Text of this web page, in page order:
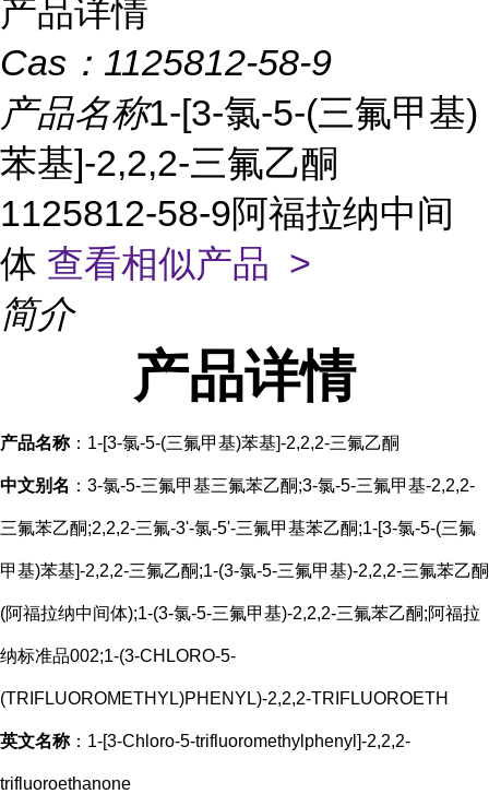
产品详情
Cas： 1125812-58-9
产品名称1-[3-氯-5-(三氟甲基)
苯基]-2,2,2-三氟乙酮
1125812-58-9阿福拉纳中间
体 查看相似产品 >
简介
产品详情
产品名称：1-[3-氯-5-(三氟甲基)苯基]-2,2,2-三氟乙酮
中文别名 ：3-氯-5-三氟甲基三氟苯乙酮;3-氯-5-三氟甲基-2,2,2-
三氟苯乙酮;2,2,2-三氟-3'-氯-5'-三氟甲基苯乙酮;1-[3-氯-5-(三氟
甲基)苯基]-2,2,2-三氟乙酮;1-(3-氯-5-三氟甲基)-2,2,2-三氟苯乙酮
(阿福拉纳中间体);1-(3-氯-5-三氟甲基)-2,2,2-三氟苯乙酮;阿福拉
纳标准品002;1-(3-CHLORO-5-
(TRIFLUOROMETHYL)PHENYL)-2,2,2-TRIFLUOROETH
英文名称：1-[3-Chloro-5-trifluoromethylphenyl]-2,2,2-
trifluoroethanone